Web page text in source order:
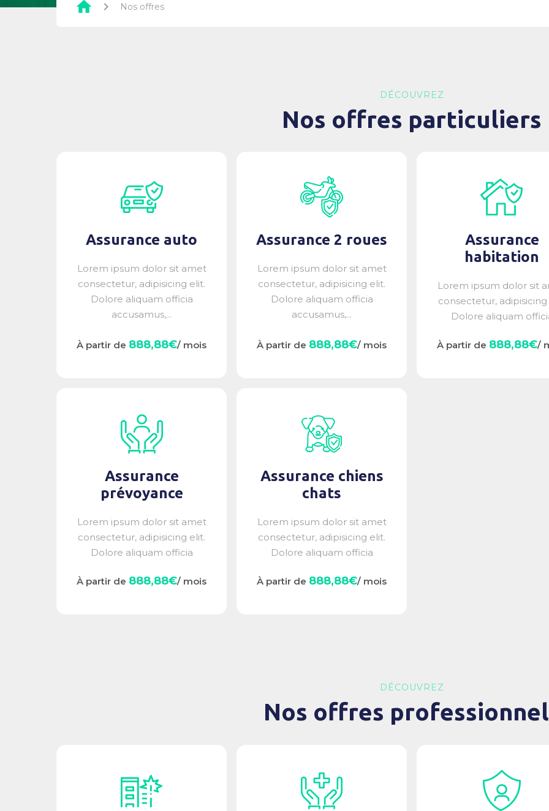
home chevron_right Nos offres
DÉCOUVREZ
Nos offres particuliers
Assurance auto
Lorem ipsum dolor sit amet
consectetur, adipisicing elit.
Dolore aliquam officia
accusamus,...
À partir de 888,88€/ mois
Assurance 2 roues
Lorem ipsum dolor sit amet
consectetur, adipisicing elit.
Dolore aliquam officia
accusamus,...
À partir de 888,88€/ mois
Assurance
habitation
Lorem ipsum dolor sit
consectetur, adipisicing
Dolore aliquam
À partir de 888,88€/
Assurance
prévoyance
Lorem ipsum dolor sit amet
consectetur, adipisicing elit.
Dolore aliquam officia
À partir de 888,88€/ mois
Assurance chiens
chats
Lorem ipsum dolor sit amet
consectetur, adipisicing elit.
Dolore aliquam officia
À partir de 888,88€/ mois
DÉCOUVREZ
Nos offres